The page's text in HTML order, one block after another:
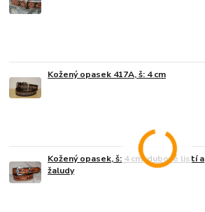
Kožený opasek 417A, š: 4 cm
Kožený opasek, š: 4 cm, dubové listí a
žaludy